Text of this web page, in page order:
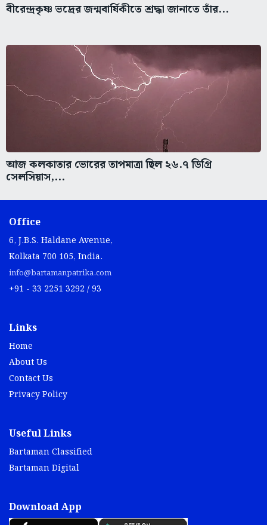
বীরেন্দ্রকৃষ্ণ ভদ্রের জন্মবার্ষিকীতে শ্রদ্ধা জানাতে তাঁর...
আজ কলকাতার ভোরের তাপমাত্রা ছিল ২৬.৭ ডিগ্রি
সেলসিয়াস,...
Office
6, J.B.S. Haldane Avenue,
Kolkata 700 105, India.
info@bartamanpatrika.com
+91 - 33 2251 3292 / 93
Links
Home
About Us
Contact Us
Privacy Policy
Useful Links
Bartaman Classified
Bartaman Digital
Download App